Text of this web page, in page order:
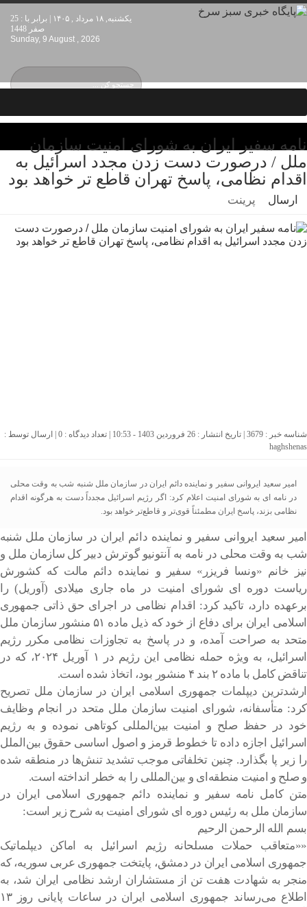
یکشنبه, ۱۸ مرداد , ۱۴۰۵ | برابر با : 25
صفر 1448
Sunday, 9 August , 2026
نامه سفیر ایران به شورای امنیت سازمان
ملل / درصورت دست زدن مجدد اسرائیل به
اقدام نظامی، پاسخ تهران قاطع تر خواهد بود
ارسال پرینت
شناسه خبر : 3679 | تاریخ انتشار : 26 فروردین 1403 - 10:53 | تعداد دیدگاه : 0 | ارسال توسط :
haghshenas
امیر سعید ایروانی سفیر و نماینده دائم ایران در سازمان ملل شنبه شب به وقت محلی
در نامه ای به شورای امنیت اعلام کرد: اگر رژیم اسرائیل مجدداً دست به هرگونه اقدام
نظامی بزند، پاسخ ایران مطمئناً قوی‌تر و قاطع‌تر خواهد بود.
امیر سعید ایروانی سفیر و نماینده دائم ایران در سازمان ملل شنبه
شب به وقت محلی در نامه به آنتونیو گوترش دبیر کل سازمان ملل و
نیز خانم «ونسا فریزر» سفیر و نماینده دائم مالت که کشورش
ریاست دوره ای شورای امنیت در ماه جاری میلادی (آوریل) را
برعهده دارد، تاکید کرد: اقدام نظامی در اجرای حق ذاتی جمهوری
اسلامی ایران برای دفاع از خود که ذیل ماده ۵۱ منشور سازمان ملل
متحد به صراحت آمده، و در پاسخ به تجاوزات نظامی مکرر رژیم
اسرائیل، به ویژه حمله نظامی این رژیم در ۱ آوریل ۲۰۲۴، که در
تناقض کامل با ماده ۲ بند ۴ منشور بود، اتخاذ شده است.
ارشدترین دیپلمات جمهوری اسلامی ایران در سازمان ملل تصریح
کرد: متأسفانه، شورای امنیت سازمان ملل متحد در انجام وظایف
خود در حفظ صلح و امنیت بین‌المللی کوتاهی نموده و به رژیم
اسرائیل اجازه داده تا خطوط قرمز و اصول اساسی حقوق بین‌الملل
را زیر پا بگذارد. چنین تخلفاتی موجب تشدید تنش‌ها در منطقه شده
و صلح و امنیت منطقه‌ای و بین‌المللی را به خطر انداخته است.
متن کامل نامه سفیر و نماینده دائم جمهوری اسلامی ایران در
سازمان ملل به رئیس دوره ای شورای امنیت به شرح زیر است:
بسم الله الرحمن الرحیم
««متعاقب حملات مسلحانه رژیم اسرائیل به اماکن دیپلماتیک
جمهوری اسلامی ایران در دمشق، پایتخت جمهوری عربی سوریه، که
منجر به شهادت هفت تن از مستشاران ارشد نظامی ایران شد، به
اطلاع می‌رساند جمهوری اسلامی ایران در ساعات پایانی روز ۱۳